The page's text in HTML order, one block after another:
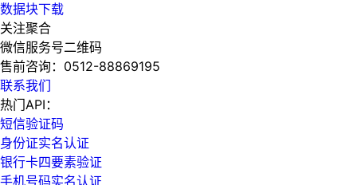
数据块下载
关注聚合
微信服务号二维码
售前咨询： 0512-88869195
联系我们
热门API：
短信验证码
身份证实名认证
银行卡四要素验证
手机号码实名认证